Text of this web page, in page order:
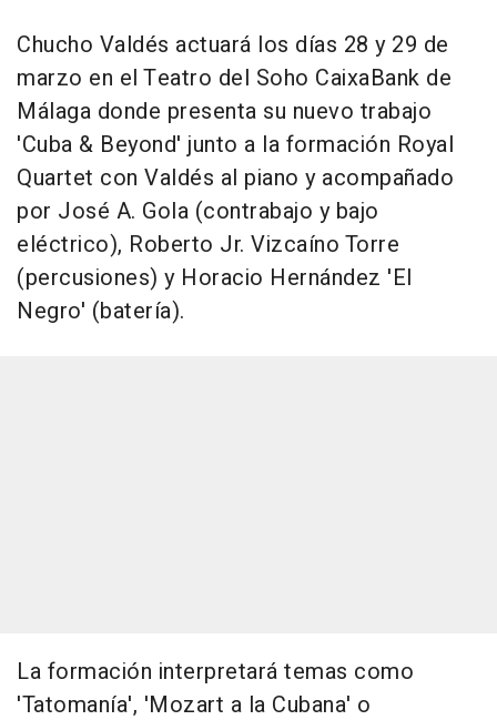
Chucho Valdés actuará los días 28 y 29 de
marzo en el Teatro del Soho CaixaBank de
Málaga donde presenta su nuevo trabajo
'Cuba & Beyond' junto a la formación Royal
Quartet con Valdés al piano y acompañado
por José A. Gola (contrabajo y bajo
eléctrico), Roberto Jr. Vizcaíno Torre
(percusiones) y Horacio Hernández 'El
Negro' (batería).
La formación interpretará temas como
'Tatomanía', 'Mozart a la Cubana' o